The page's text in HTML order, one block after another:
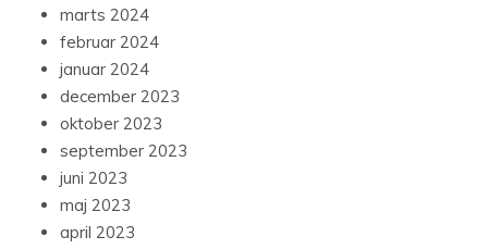
marts 2024
februar 2024
januar 2024
december 2023
oktober 2023
september 2023
juni 2023
maj 2023
april 2023